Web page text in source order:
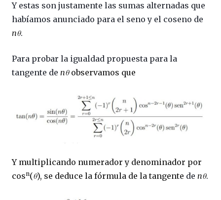
Y estas son justamente las sumas alternadas que
habíamos anunciado para el seno y el coseno de
nθ.
Para probar la igualdad propuesta para la
tangente de nθ observamos que
Y multiplicando numerador y denominador por
cosn(θ), se deduce la fórmula de la tangente de nθ.